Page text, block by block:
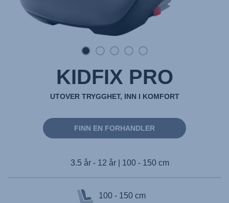
KIDFIX PRO
UTOVER TRYGGHET, INN I KOMFORT
FINN EN FORHANDLER
3.5 år - 12 år | 100 - 150 cm
100 - 150 cm